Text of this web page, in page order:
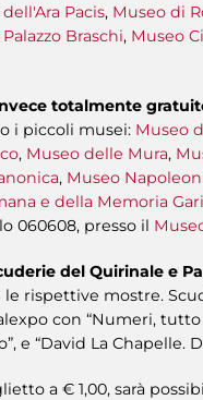
Pacis, Museo di
Braschi, Museo
totalmente
i piccoli musei: Museo
, Museo delle Mura,
, Museo
e della Memoria
060608, presso il
del Quirinale e
le rispettive mostre.
con “Numeri,
e “David La Chapelle.
a € 1,00, sarà